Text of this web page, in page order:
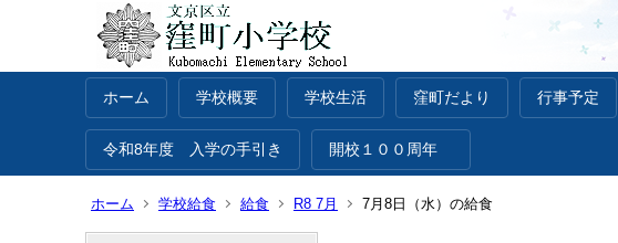
ホーム 学校概要 学校生活 窪町だより 行事予定
令和8年度 入学の手引き 開校１００周年
ホーム 学校給食 給食 R8 7月 7月8日（水）の給食